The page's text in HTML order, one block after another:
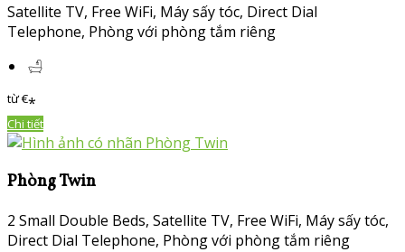
Satellite TV, Free WiFi, Máy sấy tóc, Direct Dial
Telephone, Phòng với phòng tắm riêng
từ€*
Chi tiết
Phòng Twin
2 Small Double Beds, Satellite TV, Free WiFi, Máy sấy tóc,
Direct Dial Telephone, Phòng với phòng tắm riêng